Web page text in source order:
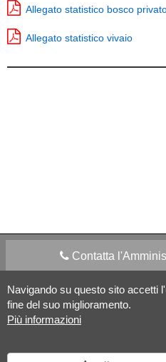
Navigando su questo sito accetti
fine del suo miglioramento.
Più informazioni
Allegato statistico bosco
Allegato statistico vivaio
Contatta
Apps Mobile